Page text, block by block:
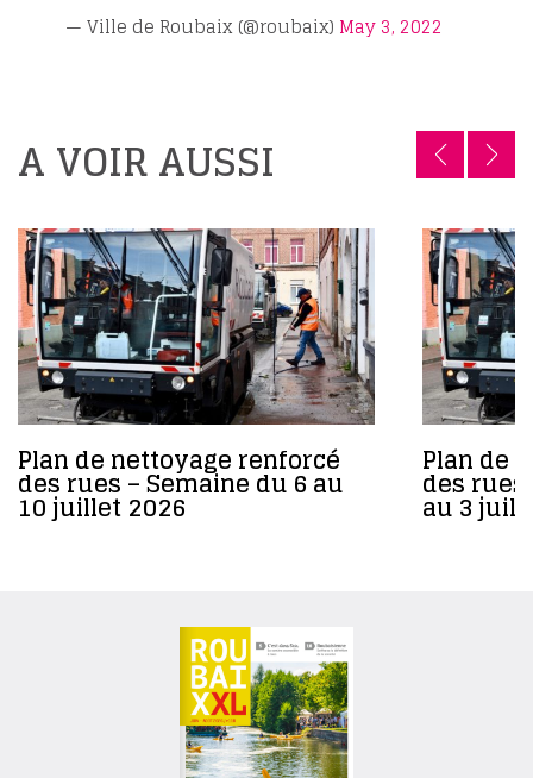
— Ville de Roubaix (@roubaix) May 3, 2022
A VOIR AUSSI
Plan de nettoyage renforcé
des rues – Semaine du 6 au
10 juillet 2026
Plan de
des
au 3